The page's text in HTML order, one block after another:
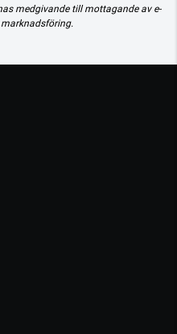
medgivande till mottagande av e-